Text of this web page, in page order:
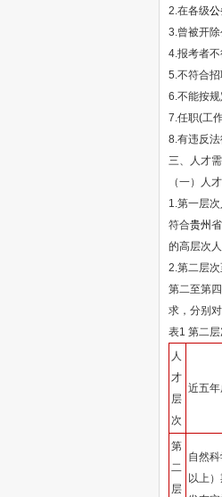
2.在各级公
3.曾被开
4.报考者
5.不符合招
6.不能按
7.任职(工
8.有违反法
三、人才
（一）人
1.第一层
符合贵州
的高层次
2.第二层
第二至第
求，分别
表1 第二
人
才
层
次
近五
第
二
层
自然
以上